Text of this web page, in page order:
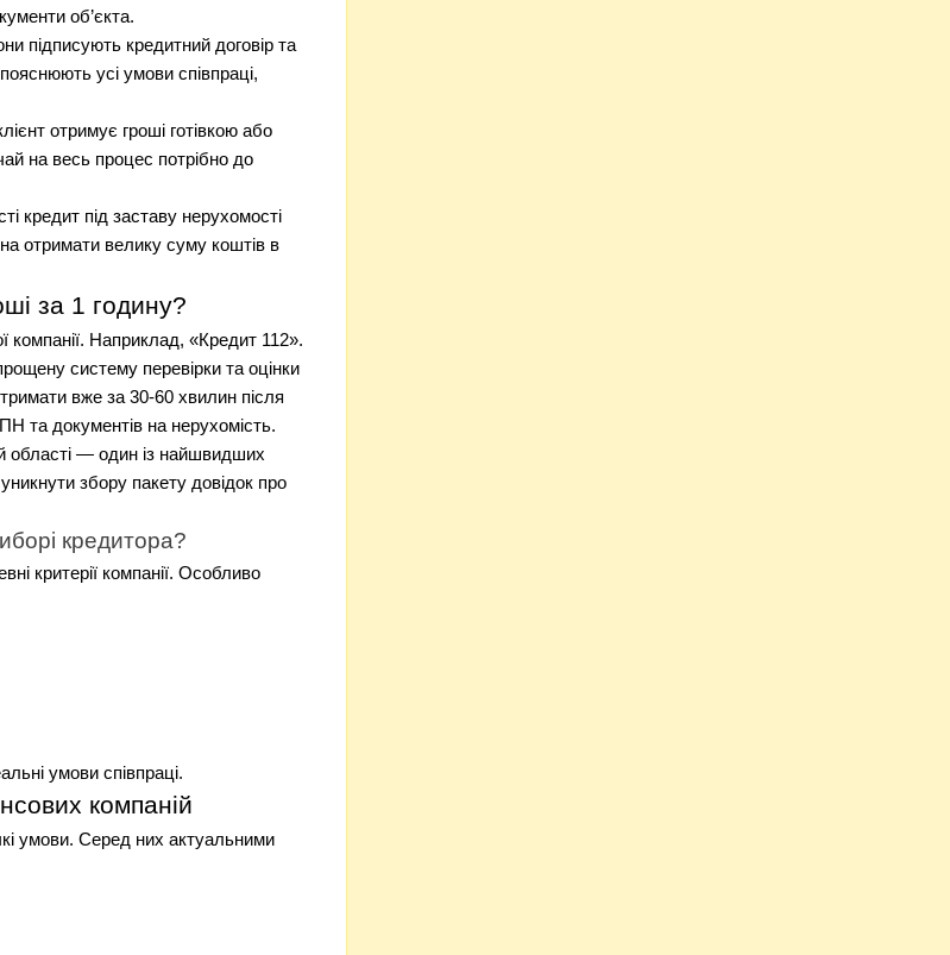
об’єкта.
підписують кредитний договір та
усі умови співпраці,
отримує гроші готівкою або
на весь процес потрібно до
кредит під заставу нерухомості
отримати велику суму коштів в
за 1 годину?
компанії. Наприклад, «Кредит 112».
систему перевірки та оцінки
вже за 30-60 хвилин після
та документів на нерухомість.
області — один із найшвидших
збору пакету довідок про
кредитора?
критерії компанії. Особливо
умови співпраці.
компаній
умови. Серед них актуальними